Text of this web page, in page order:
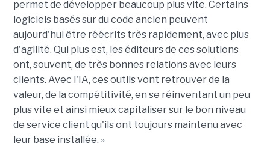
permet de développer beaucoup plus vite. Certains
logiciels basés sur du code ancien peuvent
aujourd'hui être réécrits très rapidement, avec plus
d'agilité. Qui plus est, les éditeurs de ces solutions
ont, souvent, de très bonnes relations avec leurs
clients. Avec l'IA, ces outils vont retrouver de la
valeur, de la compétitivité, en se réinventant un peu
plus vite et ainsi mieux capitaliser sur le bon niveau
de service client qu'ils ont toujours maintenu avec
leur base installée. »